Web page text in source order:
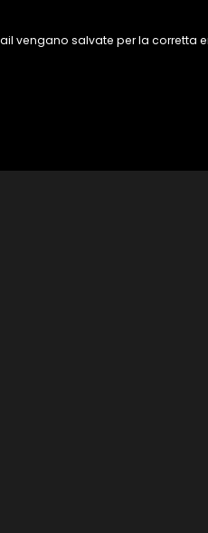
vengano salvate per la corretta